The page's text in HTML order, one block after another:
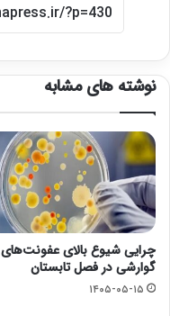
نوشته های مشابه
چرایی شیوع بالای عفونت‌های
گوارشی در فصل تابستان
۱۴۰۵-۰۵-۱۵